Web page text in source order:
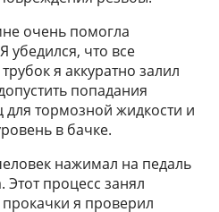
очень помогла
убедился, что все
я аккуратно залил
попадания
для тормозной жидкости и
в бачке.
нажимал на педаль
процесс занял
я проверил